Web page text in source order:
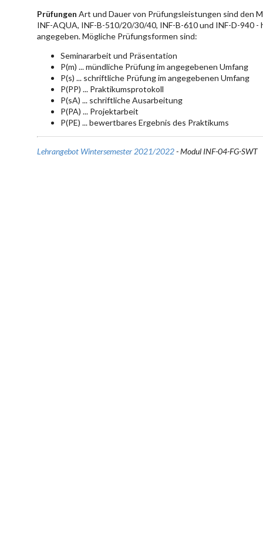
Prüfungen Art und Dauer von Prüfungsleistungen sind den
INF-AQUA, INF-B-510/20/30/40, INF-B-610 und INF-D-940
angegeben. Mögliche Prüfungsformen sind:
Seminararbeit und Präsentation
P(m) ... mündliche Prüfung im angegebenen Umfang
P(s) ... schriftliche Prüfung im angegebenen Umfang
P(PP) ... Praktikumsprotokoll
P(sA) ... schriftliche Ausarbeitung
P(PA) ... Projektarbeit
P(PE) ... bewertbares Ergebnis des Praktikums
Lehrangebot Wintersemester 2021/2022- Modul INF-04-FG-SWT